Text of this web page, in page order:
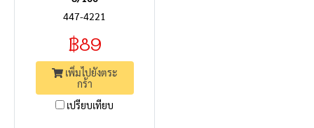
447-4221
฿89
เพิ่มไปยังตระ
กร้า
เปรียบเทียบ